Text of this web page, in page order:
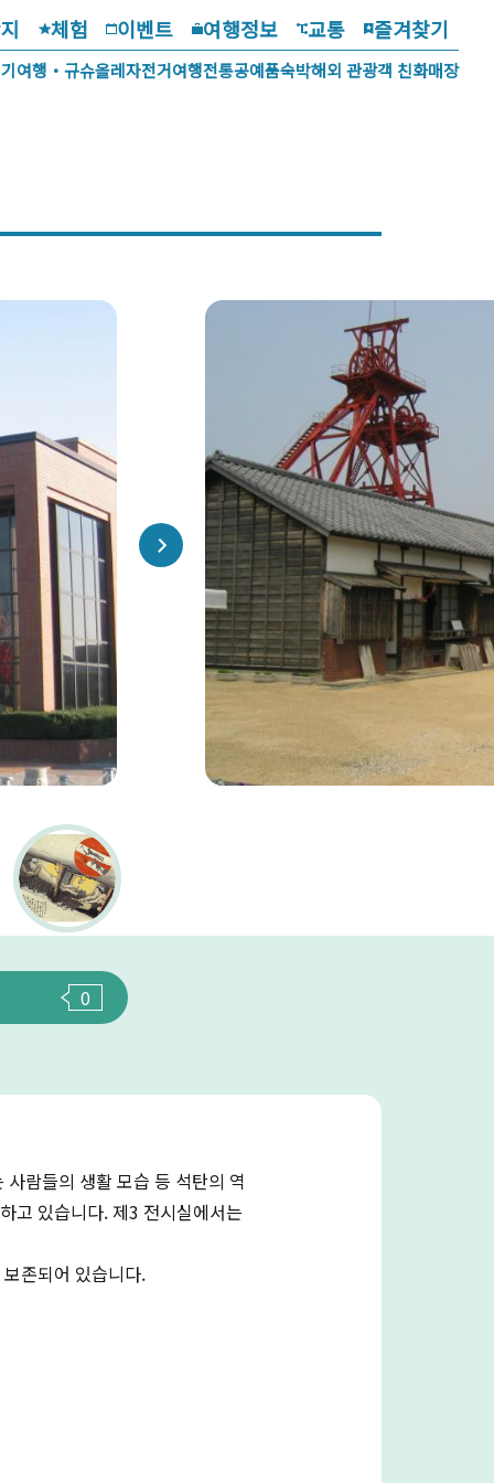
체험 이벤트 여행정보 교통 즐겨찾기
여행・규슈올레자전거여행전통공예품숙박해외 관광객 친화매장
0
람들의 생활 모습 등 석탄의 역
고 있습니다. 제3 전시실에서는
존되어 있습니다.